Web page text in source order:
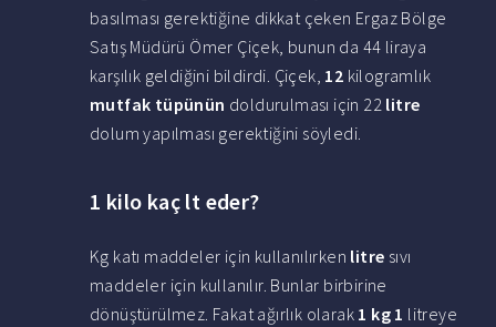
basılması gerektiğine dikkat çeken Ergaz Bölge
Satış Müdürü Ömer Çiçek, bunun da 44 liraya
karşılık geldiğini bildirdi. Çiçek, 12 kilogramlık
mutfak tüpünün doldurulması için 22 litre
dolum yapılması gerektiğini söyledi.
1 kilo kaç lt eder?
Kg katı maddeler için kullanılırken litre sıvı
maddeler için kullanılır. Bunlar birbirine
dönüştürülmez. Fakat ağırlık olarak 1 kg 1 litreye